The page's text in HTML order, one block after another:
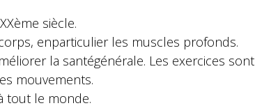
siècle.
enparticulier les muscles profonds.
la santégénérale. Les exercices sont
mouvements.
tout le monde.